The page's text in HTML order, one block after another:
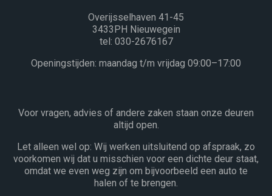
Overijsselhaven 41-45
3433PH Nieuwegein
tel: 030-2676167
Openingstijden: maandag t/m vrijdag 09:00–17:00
Voor vragen, advies of andere zaken staan onze deuren
altijd open.
Let alleen wel op: Wij werken uitsluitend op afspraak, zo
voorkomen wij dat u misschien voor een dichte deur staat,
omdat we even weg zijn om bijvoorbeeld een auto te
halen of te brengen.